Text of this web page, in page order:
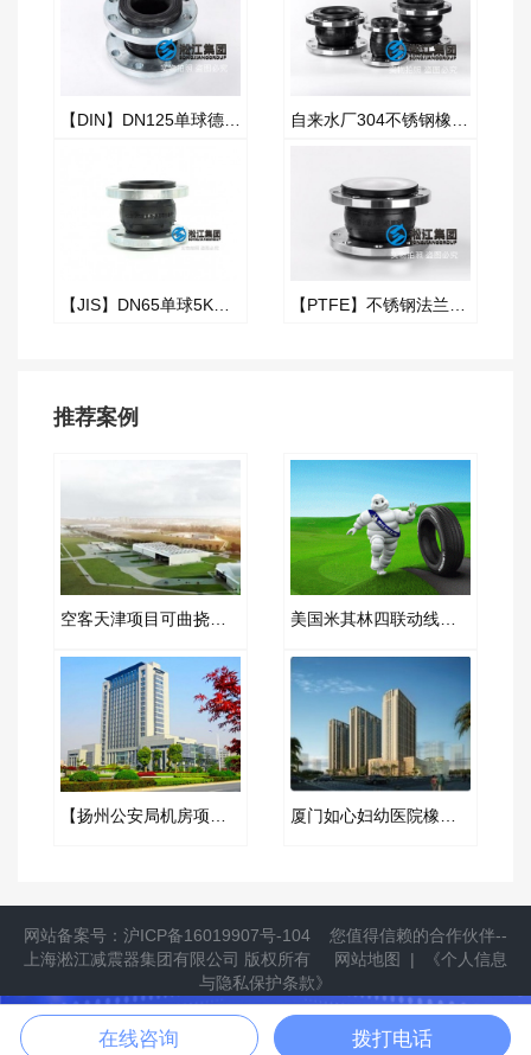
推荐案例
提供隔振方案
拨打021-6697 7771，获取更多产品信息
立即拨打
网站备案号： 沪ICP备16019907号-104
您值得信赖的合作伙伴--
上海淞江减震器集团有限公司 版权所有 网站地图 |
《个人信息
与隐私保护条款》
在线咨询 拨打电话